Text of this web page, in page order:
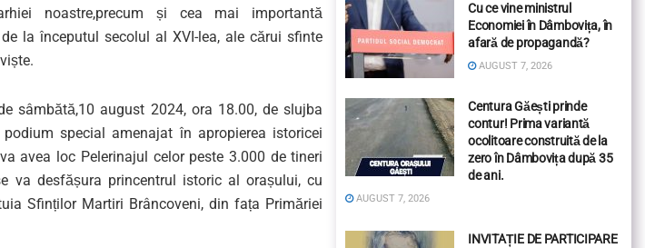
noastre,precum și cea mai importantă
la începutul secolul al XVI-lea, ale cărui sfinte
.
sâmbătă,10 august 2024, ora 18.00, deslujba
special amenajat în apropierea istoricei
avea loc Pelerinajul celor peste 3.000 detineri
va desfășura princentrul istoric al orașului, cu
Sfinților Martiri Brâncoveni, din fața Primăriei
Cu ce vine ministrul
Economiei în Dâmbovița, în
afară de propagandă?
AUGUST 7, 2026
Centura Găești prinde
contur! Prima variantă
ocolitoare construită de la
zero în Dâmbovița după 35
de ani.
AUGUST 7, 2026
INVITAȚIE DE PARTICIPARE